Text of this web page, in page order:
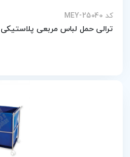
کد MEY-25040
ترالی حمل لباس مربعی پلاستیکی ABS پزشکی